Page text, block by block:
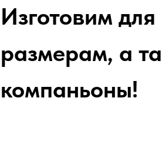
Изготовим
размерам, а
компаньоны!